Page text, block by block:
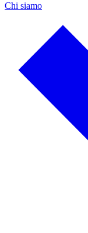
Chi siamo